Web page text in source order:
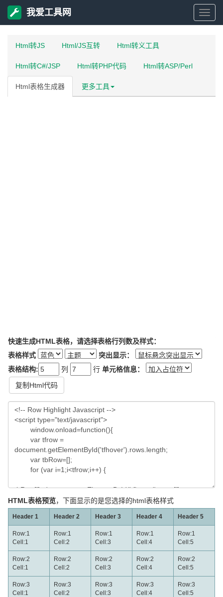
我
具
我爱工具网
Html转JS Html/JS互转 Html转义工具
Html转C#/JSP Html转PHP代码 Html转ASP/Perl
Html表格生成器 更多工具
快速生成HTML表格，请选择表格行列数及样式：
表格样式
突出显示：
表格结构:
列 行 单元格信息：
复制Html代码
HTML表格预览，下面显示的是您选择的html表格样式
Header 1 Header 2 Header 3 Header 4 Header 5
Row:1
Cell:1
Row:1
Cell:2
Row:1
Cell:3
Row:1
Cell:4
Row:1
Cell:5
Row:2
Cell:1
Row:2
Cell:2
Row:2
Cell:3
Row:2
Cell:4
Row:2
Cell:5
Row:3
Cell:1
Row:3
Cell:2
Row:3
Cell:3
Row:3
Cell:4
Row:3
Cell:5